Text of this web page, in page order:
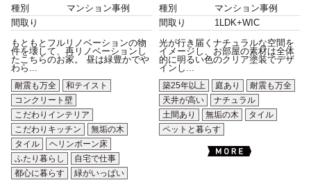
種別
マンション事例
間取り
もともとフルリノベーションの物
件を壊して、再リノベーションし
たこちらのお家。 昼は緑豊かでや
わら...
耐震も万全
和テイスト
コンクリート壁
こだわりインテリア
こだわりキッチン
無垢の木
タイル
ヘリンボーン床
ふたり暮らし
自宅で仕事
都心に暮らす
緑がいっぱい
種別
マンション事例
間取り
1LDK+WIC
光が行き届くナチュラルな空間を
イメージし、お部屋の素材は全体
的に明るい色のクリア塗装でデザ
インし...
築25年以上
庭あり
耐震も万全
天井が高い
ナチュラル
土間あり
無垢の木
タイル
ペットと暮らす